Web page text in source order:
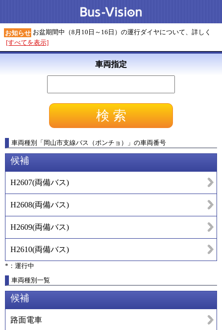
お知らせ お盆期間中（8月10日～16日）の運行ダイヤについて、詳しく
[すべてを表示]
車両指定
車両種別 「岡山市支線バス（ポンチョ） 」 の車両番号
候補
H2607(両備バス)
H2608(両備バス)
H2609(両備バス)
H2610(両備バス)
*：運行中
車両種別一覧
候補
路面電車